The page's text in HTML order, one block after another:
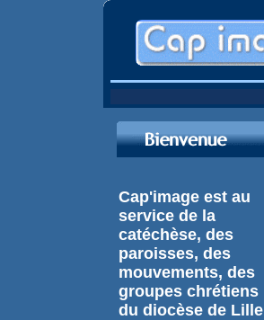
Cap'image est au
service de la
catéchèse, des
paroisses, des
mouvements, des
groupes chrétiens
du diocèse de Lille